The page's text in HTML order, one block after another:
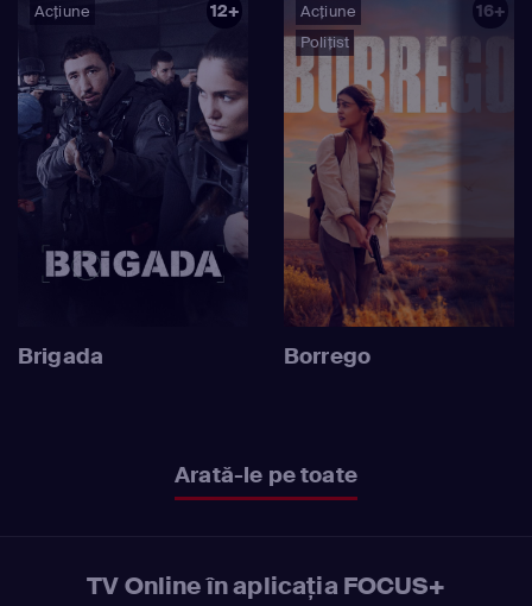
Acțiune 12+
Brigada
Acțiune
Polițist
16+
Borrego
Arată-le pe toate
TV Online în aplicația FOCUS+